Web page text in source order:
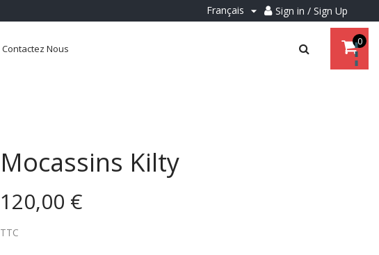
Français  Sign in / Sign Up
Contactez Nous
0
Mocassins Kilty
120,00 €
TTC